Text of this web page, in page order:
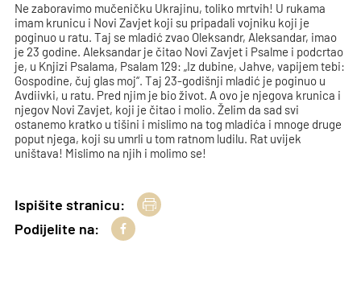
Ne zaboravimo mučeničku Ukrajinu, toliko mrtvih! U rukama
imam krunicu i Novi Zavjet koji su pripadali vojniku koji je
poginuo u ratu. Taj se mladić zvao Oleksandr, Aleksandar, imao
je 23 godine. Aleksandar je čitao Novi Zavjet i Psalme i podcrtao
je, u Knjizi Psalama, Psalam 129: „Iz dubine, Jahve, vapijem tebi:
Gospodine, čuj glas moj“. Taj 23-godišnji mladić je poginuo u
Avdiivki, u ratu. Pred njim je bio život. A ovo je njegova krunica i
njegov Novi Zavjet, koji je čitao i molio. Želim da sad svi
ostanemo kratko u tišini i mislimo na tog mladića i mnoge druge
poput njega, koji su umrli u tom ratnom ludilu. Rat uvijek
uništava! Mislimo na njih i molimo se!
Ispišite stranicu:
Podijelite na: